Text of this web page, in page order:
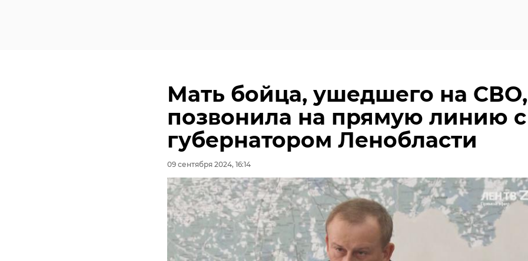
Мать бойца, ушедшего на СВО,
позвонила на прямую линию с
губернатором Ленобласти
09 сентября 2024, 16:14